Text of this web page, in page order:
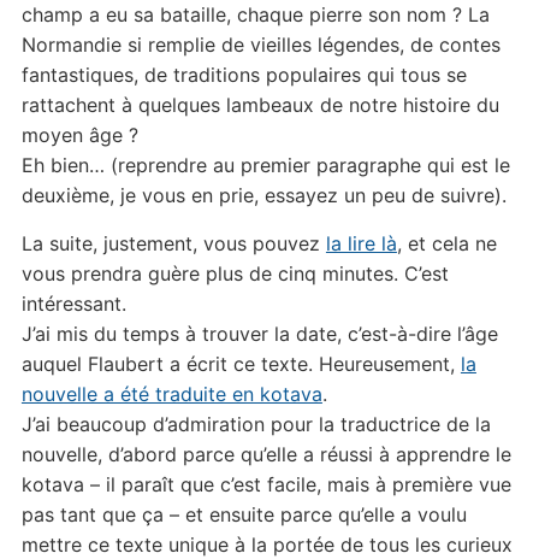
champ a eu sa bataille, chaque pierre son nom ? La
Normandie si remplie de vieilles légendes, de contes
fantastiques, de traditions populaires qui tous se
rattachent à quelques lambeaux de notre histoire du
moyen âge ?
Eh bien… (reprendre au premier paragraphe qui est le
deuxième, je vous en prie, essayez un peu de suivre).
La suite, justement, vous pouvez la lire là, et cela ne
vous prendra guère plus de cinq minutes. C’est
intéressant.
J’ai mis du temps à trouver la date, c’est-à-dire l’âge
auquel Flaubert a écrit ce texte. Heureusement, la
nouvelle a été traduite en kotava.
J’ai beaucoup d’admiration pour la traductrice de la
nouvelle, d’abord parce qu’elle a réussi à apprendre le
kotava – il paraît que c’est facile, mais à première vue
pas tant que ça – et ensuite parce qu’elle a voulu
mettre ce texte unique à la portée de tous les curieux